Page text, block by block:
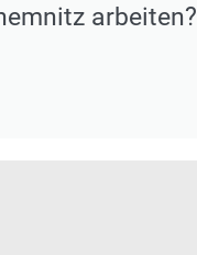
arbeiten?